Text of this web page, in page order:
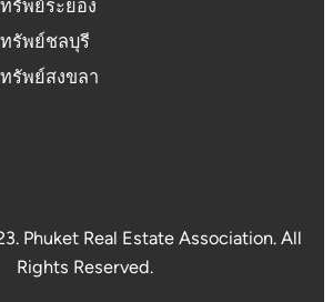
รัพย์ระยอง
รัพย์ชลบุรี
รัพย์สงขลา
Phuket Real Estate Association. All
Rights Reserved.